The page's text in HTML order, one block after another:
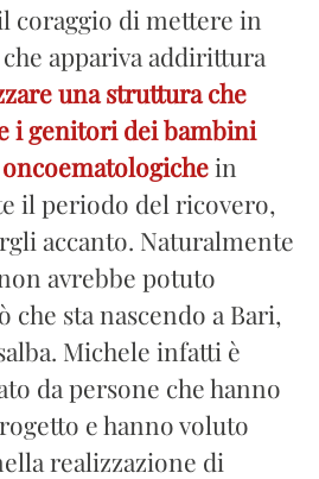
coraggio di mettere in
appariva addirittura
una struttura che
i genitori dei bambini
in
il periodo del ricovero,
accanto. Naturalmente
avrebbe potuto
che sta nascendo a Bari,
Michele infatti è
da persone che hanno
e hanno voluto
realizzazione di